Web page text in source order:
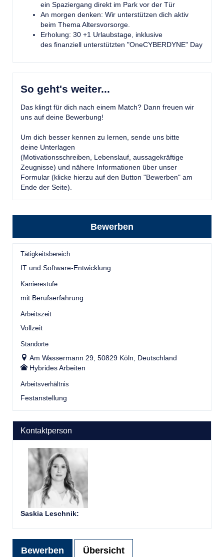
ein Spaziergang direkt im Park vor der Tür
An morgen denken: Wir unterstützen dich aktiv
beim Thema Altersvorsorge.
Erholung: 30 +1 Urlaubstage, inklusive
des finanziell unterstützten "OneCYBERDYNE" Day
So geht's weiter...
Das klingt für dich nach einem Match? Dann freuen wir
uns auf deine Bewerbung!
Um dich besser kennen zu lernen, sende uns bitte
deine Unterlagen
(Motivationsschreiben, Lebenslauf, aussagekräftige
Zeugnisse) und nähere Informationen über unser
Formular (klicke hierzu auf den Button "Bewerben" am
Ende der Seite).
Bewerben
Tätigkeitsbereich
IT und Software-Entwicklung
Karrierestufe
mit Berufserfahrung
Arbeitszeit
Vollzeit
Standorte
Am Wassermann 29, 50829 Köln, Deutschland
Hybrides Arbeiten
Arbeitsverhältnis
Festanstellung
Kontaktperson
Saskia Leschnik:
Bewerben Übersicht